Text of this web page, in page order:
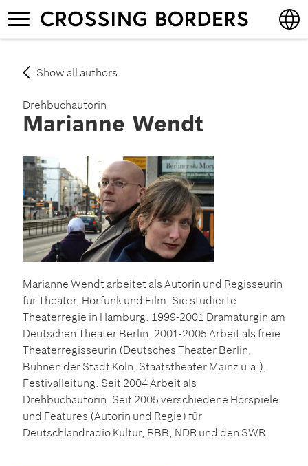
Skip
to
main
Toggle
navigation
Show all authors
Drehbuchautorin
Marianne Wendt
Marianne Wendt arbeitet als Autorin und Regisseurin
für Theater, Hörfunk und Film. Sie studierte
Theaterregie in Hamburg. 1999-2001 Dramaturgin am
Deutschen Theater Berlin. 2001-2005 Arbeit als freie
Theaterregisseurin (Deutsches Theater Berlin,
Bühnen der Stadt Köln, Staatstheater Mainz u.a.),
Festivalleitung. Seit 2004 Arbeit als
Drehbuchautorin. Seit 2005 verschiedene Hörspiele
und Features (Autorin und Regie) für
Deutschlandradio Kultur, RBB, NDR und den SWR.